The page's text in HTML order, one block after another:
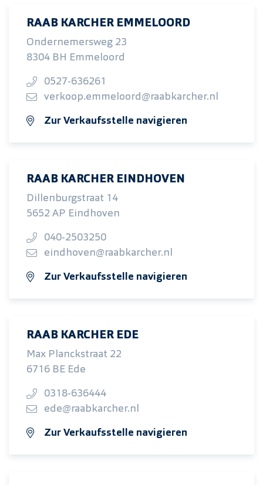
RAAB KARCHER EMMELOORD
Ondernemersweg 23
8304 BH Emmeloord
0527-636261
verkoop.emmeloord@raabkarcher.nl
Zur Verkaufsstelle navigieren
RAAB KARCHER EINDHOVEN
Dillenburgstraat 14
5652 AP Eindhoven
040-2503250
eindhoven@raabkarcher.nl
Zur Verkaufsstelle navigieren
RAAB KARCHER EDE
Max Planckstraat 22
6716 BE Ede
0318-636444
ede@raabkarcher.nl
Zur Verkaufsstelle navigieren